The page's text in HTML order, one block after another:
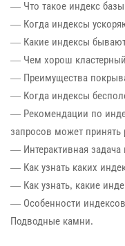
— Что такое индекс
— Когда индексы
— Какие индексы
— Чем хорош
— Преимущества
— Когда индексы
— Рекомендации по
запросов может
— Интерактивная
— Как узнать каких
— Как узнать, какие
— Особенности
Подводные камни.